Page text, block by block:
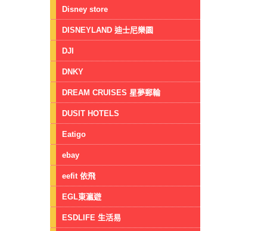
Disney store
DISNEYLAND 迪士尼樂園
DJI
DNKY
DREAM CRUISES 星夢郵輪
DUSIT HOTELS
Eatigo
ebay
eefit 依飛
EGL東瀛遊
ESDLIFE 生活易